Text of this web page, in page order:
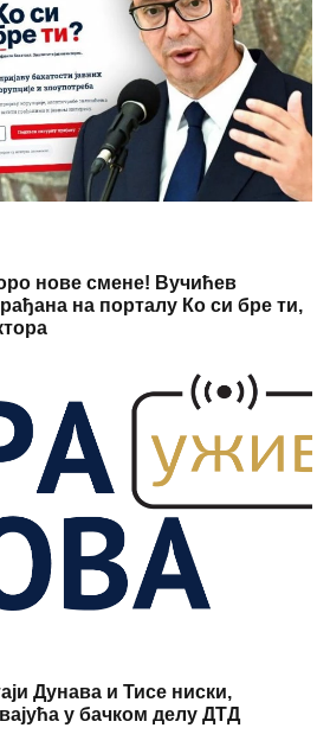
нове смене! Вучићев
на порталу Ко си бре ти,
Дунава и Тисе ниски,
у бачком делу ДТД